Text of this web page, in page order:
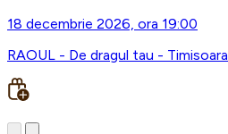
18 decembrie 2026, ora 19:00
RAOUL - De dragul tau - Timisoara